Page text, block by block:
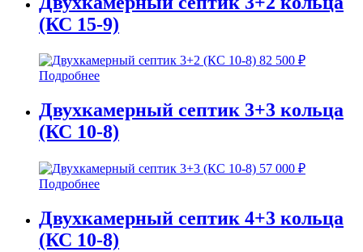
(КС 15-9)
82 500 ₽
Подробнее
Двухкамерный септик 3+3 кольца
(КС 10-8)
57 000 ₽
Подробнее
Двухкамерный септик 4+3 кольца
(КС 10-8)